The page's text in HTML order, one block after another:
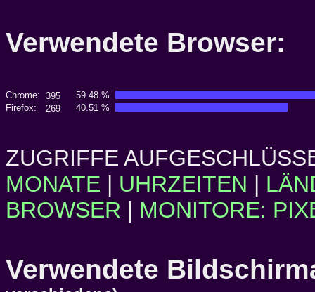
Verwendete
Chrome: 395
59.48 %
Firefox:
269 40.51 %
ZUGRIFFE
MONATE | UHRZEITEN |
BROWSER | MONITORE:
Verwendete